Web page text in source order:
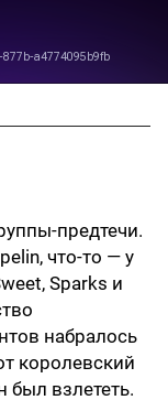
предтечи.
что-то — у
Sparks и
набралось
королевский
был взлететь.